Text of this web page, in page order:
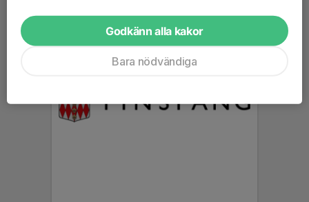
Godkänn alla kakor
Bara nödvändiga